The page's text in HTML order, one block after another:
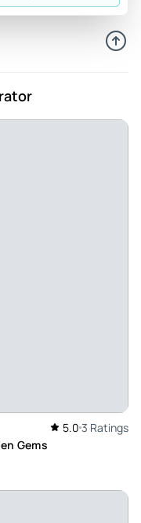
5.0 3 Ratings
Gems